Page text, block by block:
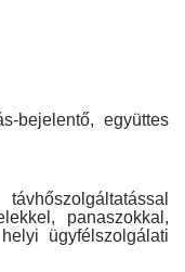
bejelentő, együttes
panaszokkal,
ügyfélszolgálati